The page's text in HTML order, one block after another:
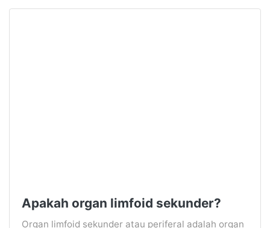
Apakah organ limfoid sekunder?
Organ limfoid sekunder atau periferal adalah organ